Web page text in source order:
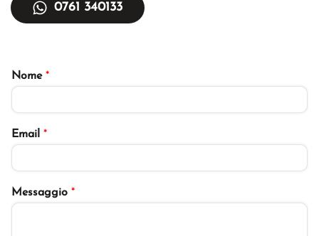
0761 340133
Nome *
Email *
Messaggio *